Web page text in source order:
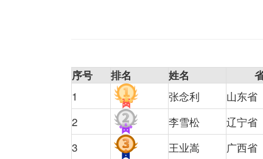
序号 排名 姓名
1 张念利 山东省
2
李雪松 辽宁省
3
王业嵩 广西省